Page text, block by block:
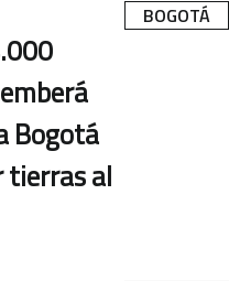
BOGOTÁ
Bogotá
tierras al